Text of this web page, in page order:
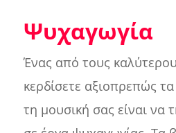
Ψυχαγωγία
Ένας από τους
κερδίσετε αξιοπρεπώς
τη μουσική σας είναι να